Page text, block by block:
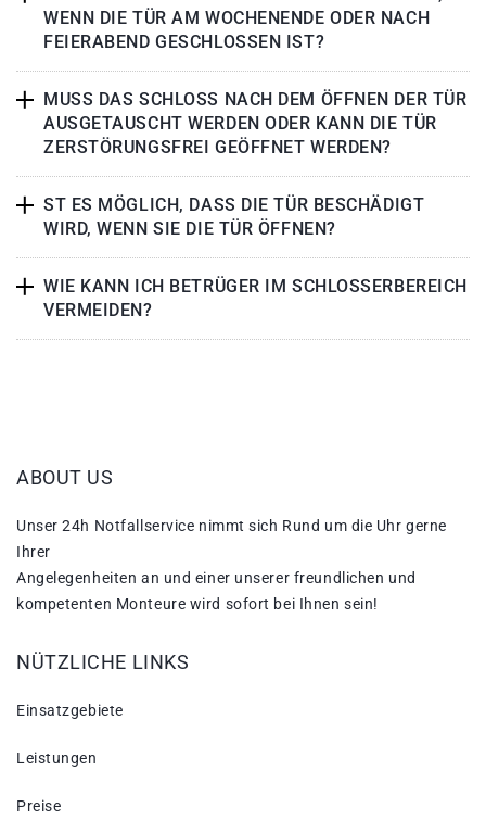
WENN DIE TÜR AM WOCHENENDE ODER NACH
FEIERABEND GESCHLOSSEN IST?
MUSS DAS SCHLOSS NACH DEM ÖFFNEN DER TÜR
AUSGETAUSCHT WERDEN ODER KANN DIE TÜR
ZERSTÖRUNGSFREI GEÖFFNET WERDEN?
ST ES MÖGLICH, DASS DIE TÜR BESCHÄDIGT
WIRD, WENN SIE DIE TÜR ÖFFNEN?
WIE KANN ICH BETRÜGER IM SCHLOSSERBEREICH
VERMEIDEN?
ABOUT US
Unser 24h Notfallservice nimmt sich Rund um die Uhr gerne
Ihrer
Angelegenheiten an und einer unserer freundlichen und
kompetenten Monteure wird sofort bei Ihnen sein!
NÜTZLICHE LINKS
Einsatzgebiete
Leistungen
Preise